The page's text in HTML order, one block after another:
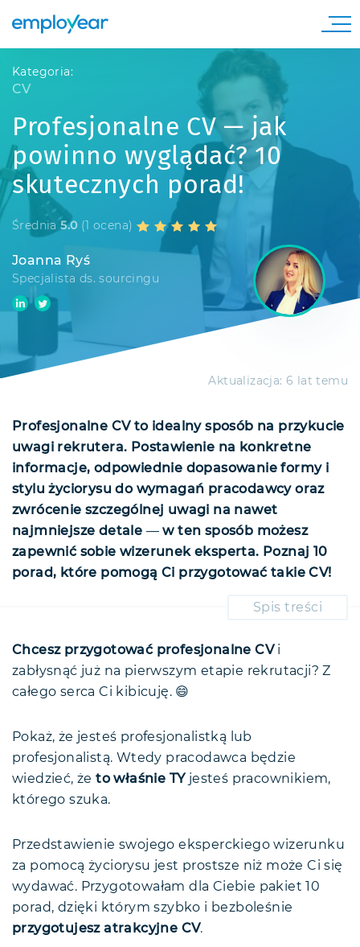
Kategoria:
CV
Profesjonalne CV — jak
powinno wyglądać? 10
skutecznych porad!
Średnia5.0(1 ocena)
Joanna Ryś
Specjalista ds. sourcingu
Aktualizacja: 6 lat temu
Profesjonalne CV to idealny sposób na przykucie
uwagi rekrutera. Postawienie na konkretne
informacje, odpowiednie dopasowanie formy i
stylu życiorysu do wymagań pracodawcy oraz
zwrócenie szczególnej uwagi na nawet
najmniejsze detale — w ten sposób możesz
zapewnić sobie wizerunek eksperta. Poznaj 10
porad, które pomogą Ci przygotować takie CV!
Spis treści
Personalizuj swoje CV
Poznaj i zrozum potrzeby pracodawcy
Dopasuj styl CV do oferty pracy
Ułatw nawigację po dokumencie
Pamiętaj o drobnych błędach
Oprzyj się na konkretach
Nie wyważaj otwartych drzwi
Bądź profesjonalny od początku do
końca
Profesjonalne CV — FAQ
Chcesz przygotować profesjonalne CVi
zabłysnąć już na pierwszym etapie rekrutacji? Z
całego serca Ci kibicuję. 😄
Pokaż, że jesteś profesjonalistką lub
profesjonalistą. Wtedy pracodawca będzie
wiedzieć, żeto właśnie TYjesteś pracownikiem,
którego szuka.
Przedstawienie swojego eksperckiego wizerunku
za pomocą życiorysu jest prostsze niż może Ci się
wydawać. Przygotowałam dla Ciebie pakiet 10
porad, dzięki którym szybko i bezboleśnie
przygotujesz atrakcyjne CV.